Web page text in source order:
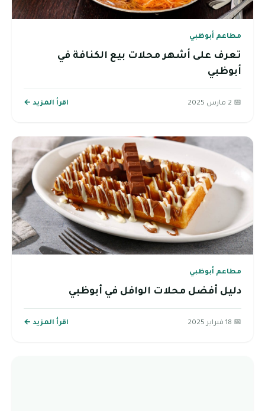
مطاعم أبوظبي
تعرف على أشهر محلات بيع الكنافة في
أبوظبي
📅 2 مارس 2025 اقرأ المزيد ←
مطاعم أبوظبي
دليل أفضل محلات الوافل في أبوظبي
📅 18 فبراير 2025 اقرأ المزيد ←